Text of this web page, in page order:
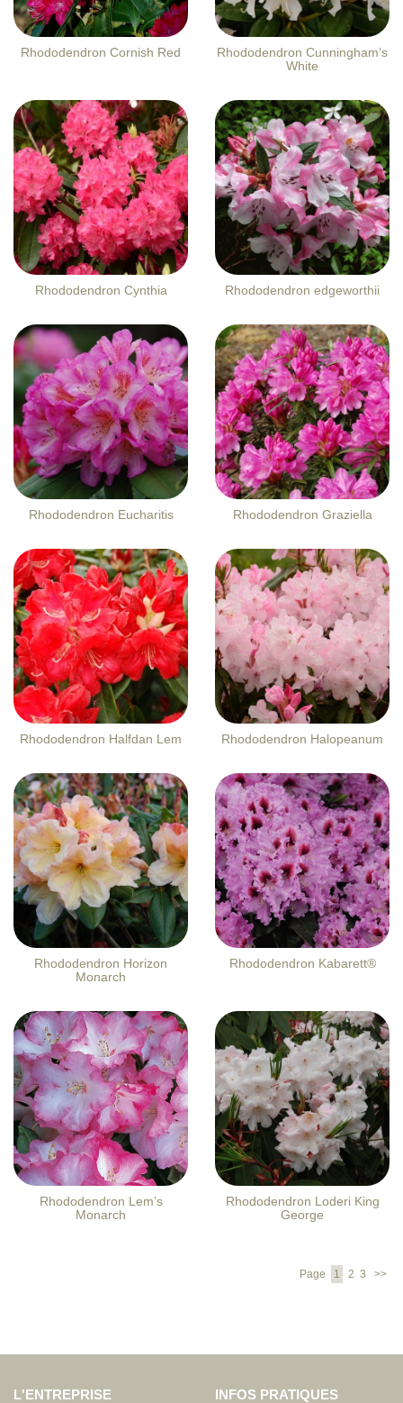
Rhododendron Cornish Red
Rhododendron Cunningham’s
White
Rhododendron Cynthia Rhododendron edgeworthii
Rhododendron Eucharitis Rhododendron Graziella
Rhododendron Halfdan Lem Rhododendron Halopeanum
Rhododendron Horizon
Monarch
Rhododendron Kabarett®
Rhododendron Lem’s
Monarch
Rhododendron Loderi King
George
Page 1 2 3 >>
L'ENTREPRISE INFOS PRATIQUES